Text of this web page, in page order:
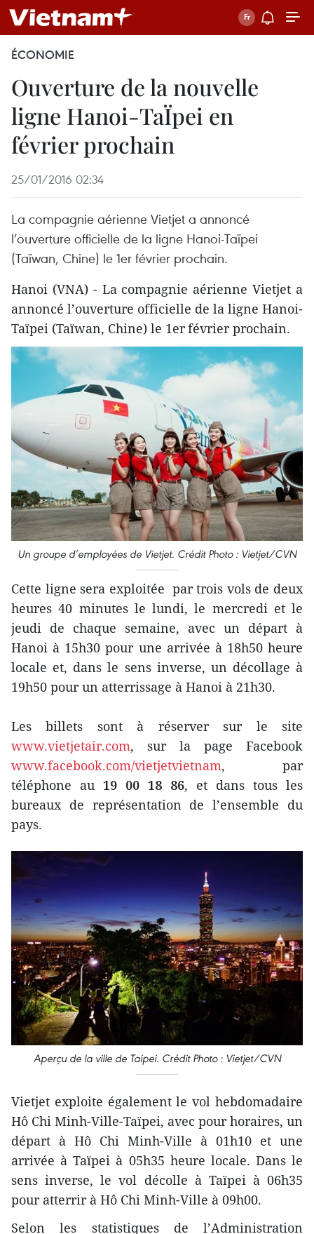
ÉCONOMIE
Ouverture de la nouvelle
ligne Hanoi-TaÏpei en
février prochain
25/01/2016 02:34
La compagnie aérienne Vietjet a annoncé
l’ouverture officielle de la ligne Hanoi-Taïpei
(Taïwan, Chine) le 1er février prochain.
Hanoi (VNA) - La compagnie aérienne Vietjet a
annoncé l’ouverture officielle de la ligne Hanoi-
Taïpei (Taïwan, Chine) le 1erfévrier prochain.
Un groupe d’employées de Vietjet. Crédit Photo : Vietjet/CVN
Cette ligne sera exploitée par trois vols de deux
heures 40 minutes le lundi, le mercredi et le
jeudi de chaque semaine, avec un départ à
Hanoi à 15h30 pour une arrivée à 18h50 heure
locale et, dans le sens inverse, un décollage à
19h50 pour un atterrissage à Hanoi à 21h30.
Les billets sont à réserver sur le site
www.vietjetair.com, sur la page Facebook
www.facebook.com/vietjetvietnam, par
téléphone au 19 00 18 86, et dans tous les
bureaux de représentation de l’ensemble du
pays.
Aperçu de la ville de Taipei. Crédit Photo : Vietjet/CVN
Vietjet exploite également le vol hebdomadaire
Hô Chi Minh-Ville-Taïpei, avec pour horaires, un
départ à Hô Chi Minh-Ville à 01h10 et une
arrivée à Taïpei à 05h35 heure locale. Dans le
sens inverse, le vol décolle à Taïpei à 06h35
pour atterrir à Hô Chi Minh-Ville à 09h00.
Selon les statistiques de l’Administration